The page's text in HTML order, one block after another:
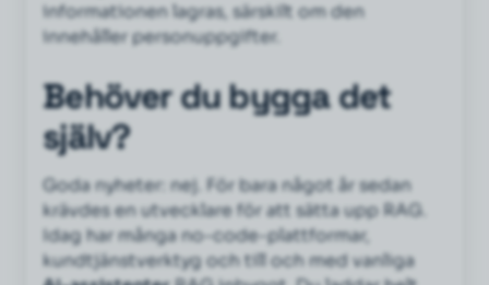
informationen lagras, särskilt om den
innehåller personuppgifter.
Behöver du bygga det
själv?
Goda nyheter: nej. För bara något år sedan
krävdes en utvecklare för att sätta upp RAG.
Idag har många no-code-plattformar,
kundtjänstverktyg och till och med vanliga